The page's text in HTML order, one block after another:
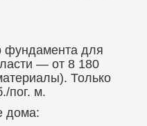
фундамента для
— от 8 180
Только
пог. м.
дома: